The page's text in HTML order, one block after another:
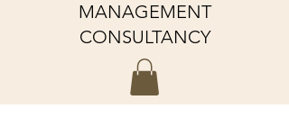
MANAGEMENT
CONSULTANCY